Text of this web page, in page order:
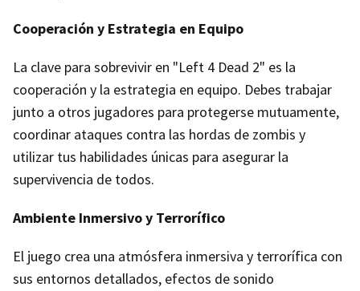
Cooperación y Estrategia en Equipo
La clave para sobrevivir en "Left 4 Dead 2" es la
cooperación y la estrategia en equipo. Debes trabajar
junto a otros jugadores para protegerse mutuamente,
coordinar ataques contra las hordas de zombis y
utilizar tus habilidades únicas para asegurar la
supervivencia de todos.
Ambiente Inmersivo y Terrorífico
El juego crea una atmósfera inmersiva y terrorífica con
sus entornos detallados, efectos de sonido